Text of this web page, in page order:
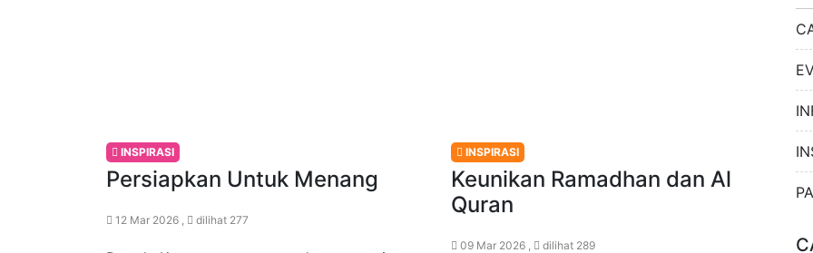
INSPIRASI
Persiapkan Untuk Menang
12 Mar 2026 , dilihat 277
INSPIRASI
Keunikan Ramadhan dan Al
Quran
09 Mar 2026 , dilihat 289